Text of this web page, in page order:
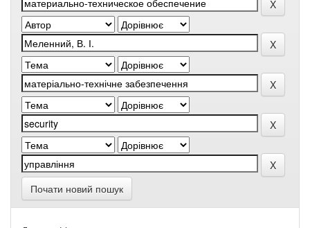
Почати новий пошук